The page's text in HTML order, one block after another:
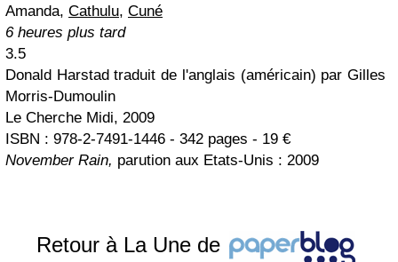
Amanda, Cathulu, Cuné
6 heures plus tard
3.5
Donald Harstad traduit de l'anglais (américain) par Gilles
Morris-Dumoulin
Le Cherche Midi, 2009
ISBN : 978-2-7491-1446 - 342 pages - 19 €
November Rain, parution aux Etats-Unis : 2009
Retour à La Une de